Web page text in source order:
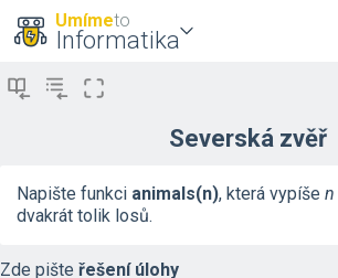
Umímeto
Informatika
Severská zvěř
Napište funkci animals(n), která vypíše n
dvakrát tolik losů.
Zde pište řešení úlohy